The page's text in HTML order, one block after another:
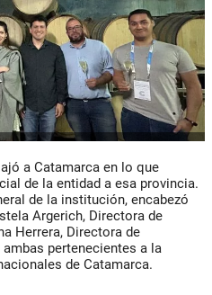
a Catamarca en lo que
de la entidad a esa provincia.
de la institución, encabezó
Argerich, Directora de
Herrera, Directora de
pertenecientes a la
de Catamarca.